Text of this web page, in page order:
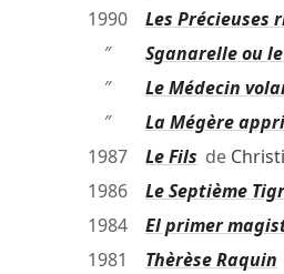
1990
Les Précieuses
″
Sganarelle ou
″
Le Médecin
″
La Mégère
1987
Le Fils de
1986
Le Septième
1984
El primer
1981
Thèrèse Raquin